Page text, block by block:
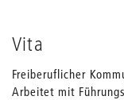
Vita
Freiberuflicher
Arbeitet mit